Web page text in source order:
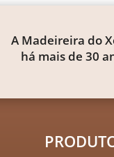
A Madeireira do
há mais de 30